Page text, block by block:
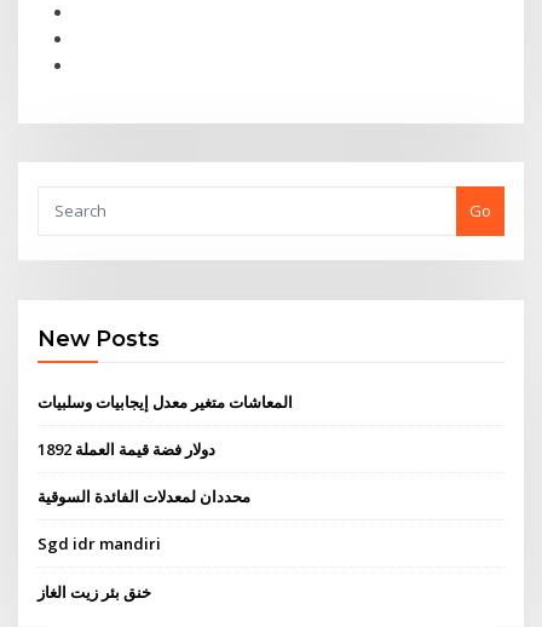
Go
New Posts
المعاشات متغير معدل إيجابيات وسلبيات
1892 دولار فضة قيمة العملة
محددان لمعدلات الفائدة السوقية
Sgd idr mandiri
خنق بئر زيت الغاز